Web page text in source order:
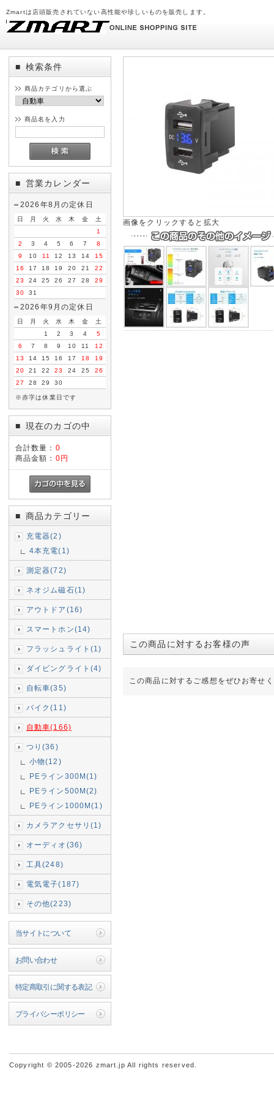
Zmartは店頭販売されていない高性能や珍しいものを販売します。
■ 検索条件
商品カテゴリから選ぶ
商品名を入力
■ 営業カレンダー
2026年8月の定休日
日 月 火 水 木 金
土
1
2
3 4 5 6 7
8
9
10 11 12 13 14
15
16
17 18 19 20 21
22
23
24 25 26 27 28
29
30
31
2026年9月の定休日
日 月 火 水 木 金
土
1
2 3 4
5
6
7 8 9 10 11
12
13
14 15 16 17 18
19
20
21 22 23 24 25
26
27
28 29 30
※赤字は休業日です
■ 現在のカゴの中
合計数量： 0
商品金額： 0円
■ 商品カテゴリー
充電器(2)
4本充電(1)
測定器(72)
ネオジム磁石(1)
アウトドア(16)
スマートホン(14)
フラッシュライト(1)
ダイビングライト(4)
自転車(35)
バイク(11)
自動車(166)
つり(36)
小物(12)
PEライン300M(1)
PEライン500M(2)
PEライン1000M(1)
カメラアクセサリ(1)
オーディオ(36)
工具(248)
電気電子(187)
その他(223)
当サイトについて
お問い合わせ
特定商取引に関する表記
プライバシーポリシー
画像をクリックすると拡大
この商品に対するお客様の声
この商品に対するご感想をぜひお寄せ
Copyright © 2005-2026 zmart.jp All rights reserved.